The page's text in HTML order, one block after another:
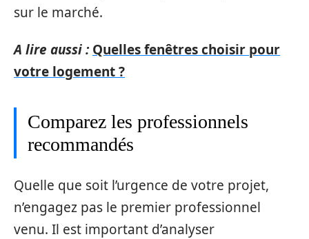
sur le marché.
A lire aussi : Quelles fenêtres choisir pour
votre logement ?
Comparez les professionnels
recommandés
Quelle que soit l’urgence de votre projet,
n’engagez pas le premier professionnel
venu. Il est important d’analyser